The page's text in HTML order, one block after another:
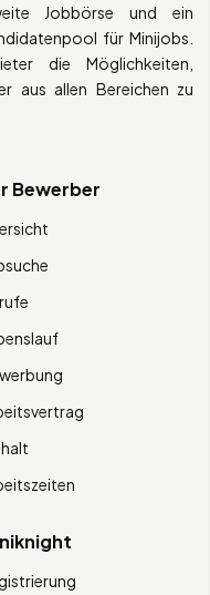
Jobbörse und ein
für Minijobs.
die Möglichkeiten,
aus allen Bereichen zu
Bewerber